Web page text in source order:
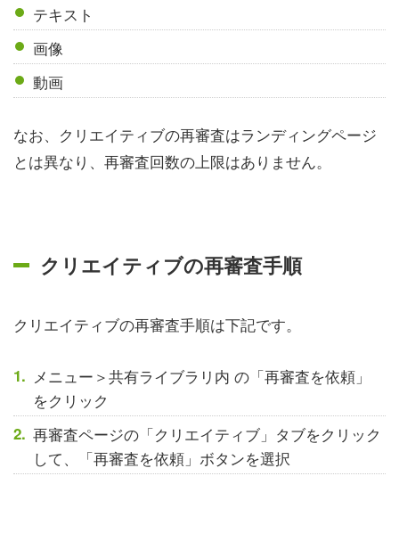
テキスト
画像
動画
なお、クリエイティブの再審査はランディングページ
とは異なり、再審査回数の上限はありません。
クリエイティブの再審査手順
クリエイティブの再審査手順は下記です。
メニュー＞共有ライブラリ内 の「再審査を依頼」
をクリック
再審査ページの「クリエイティブ」タブをクリック
して、「再審査を依頼」ボタンを選択